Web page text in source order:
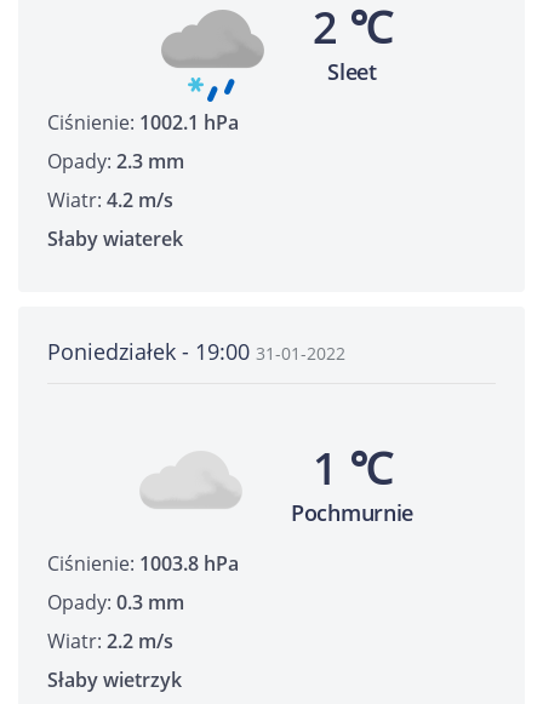
2 ℃
Sleet
Ciśnienie: 1002.1 hPa
Opady: 2.3 mm
Wiatr: 4.2 m/s
Słaby wiaterek
Poniedziałek - 19:00 31-01-2022
1 ℃
Pochmurnie
Ciśnienie: 1003.8 hPa
Opady: 0.3 mm
Wiatr: 2.2 m/s
Słaby wietrzyk